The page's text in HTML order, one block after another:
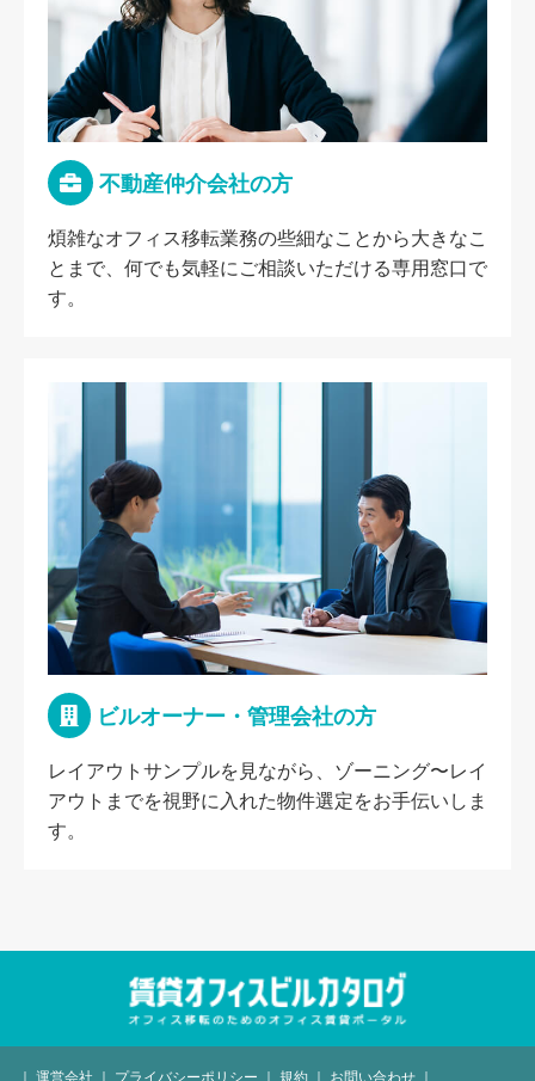
不動産仲介会社の方
煩雑なオフィス移転業務の些細なことから大きなこ
とまで、何でも気軽にご相談いただける専用窓口で
す。
ビルオーナー・管理会社の方
レイアウトサンプルを見ながら、ゾーニング〜レイ
アウトまでを視野に入れた物件選定をお手伝いしま
す。